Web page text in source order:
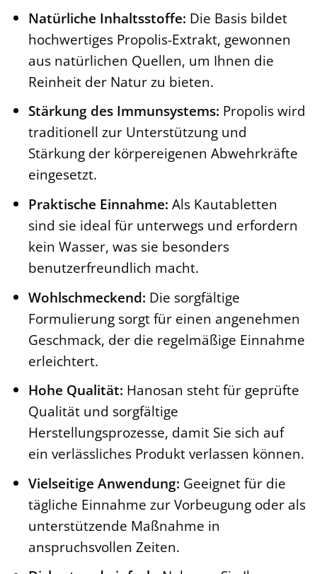
Natürliche Inhaltsstoffe: Die Basis bildet
hochwertiges Propolis-Extrakt, gewonnen
aus natürlichen Quellen, um Ihnen die
Reinheit der Natur zu bieten.
Stärkung des Immunsystems: Propolis wird
traditionell zur Unterstützung und
Stärkung der körpereigenen Abwehrkräfte
eingesetzt.
Praktische Einnahme: Als Kautabletten
sind sie ideal für unterwegs und erfordern
kein Wasser, was sie besonders
benutzerfreundlich macht.
Wohlschmeckend: Die sorgfältige
Formulierung sorgt für einen angenehmen
Geschmack, der die regelmäßige Einnahme
erleichtert.
Hohe Qualität: Hanosan steht für geprüfte
Qualität und sorgfältige
Herstellungsprozesse, damit Sie sich auf
ein verlässliches Produkt verlassen können.
Vielseitige Anwendung: Geeignet für die
tägliche Einnahme zur Vorbeugung oder als
unterstützende Maßnahme in
anspruchsvollen Zeiten.